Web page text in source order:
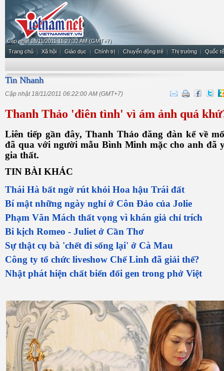
Cập nhật 18/11/2011 11:27:32 AM (GMT+7)
Trang chủ
Xã hội Giáo dục Chính trị Chuyển động trẻ Thị trường Quốc tế
Tin Nhanh
Cập nhật 18/11/2011 06:22:00 AM (GMT+7)
Thanh Thảo 'điên tình' vì ám ảnh quá
Liên tiếp gần đây, Thanh Thảo đăng đàn kể về
đã qua với người mẫu Bình Minh mặc cho anh đã
gia thất.
TIN BÀI KHÁC
Thái Hà bất ngờ rút khỏi Hoa hậu Trái đất
Bí mật những ngày nghỉ ở Côn Đảo của Jolie
Phạm Văn Mách thất vọng vì khán giả chỉ trích
Bi kịch Romeo - Juliet ở Cần Thơ
Sự thật cụ bà 'chết đi sống lại' ở Cà Mau
Công ty tổ chức liveshow Chế Linh đã giải thể?
Nhật phát hiện chất biến đổi gen trong phở Việt